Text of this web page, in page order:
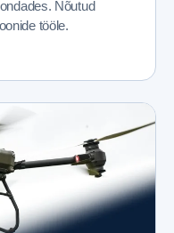
Nõutud
tööle.